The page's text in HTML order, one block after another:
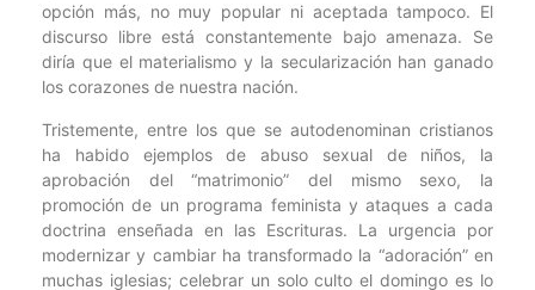
opción más, no muy popular ni aceptada tampoco. El
discurso libre está constantemente bajo amenaza. Se
diría que el materialismo y la secularización han ganado
los corazones de nuestra nación.
Tristemente, entre los que se autodenominan cristianos
ha habido ejemplos de abuso sexual de niños, la
aprobación del “matrimonio” del mismo sexo, la
promoción de un programa feminista y ataques a cada
doctrina enseñada en las Escrituras. La urgencia por
modernizar y cambiar ha transformado la “adoración” en
muchas iglesias; celebrar un solo culto el domingo es lo